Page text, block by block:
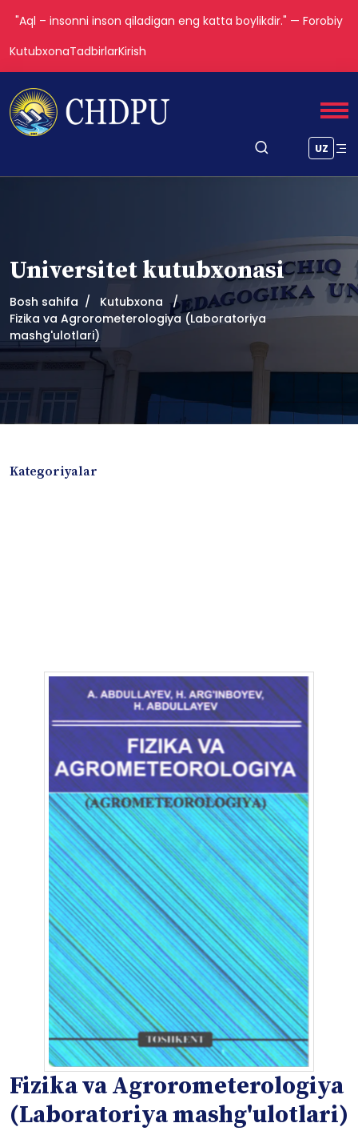
"Aql – insonni inson qiladigan eng katta boylikdir." — Forobiy
KutubxonaTadbirlarKirish
UZ
Universitet kutubxonasi
Bosh sahifa
Kutubxona
Fizika va Agrorometerologiya (Laboratoriya
mashg'ulotlari)
Kategoriyalar
Fizika va Agrorometerologiya
(Laboratoriya mashg'ulotlari)